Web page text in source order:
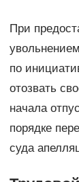
При
по
отозвать
начала
порядке
суда